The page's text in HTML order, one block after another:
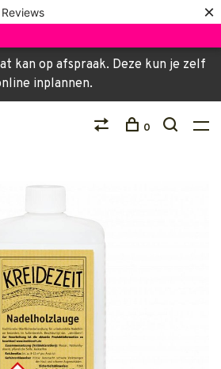
Reviews ×
kan op afspraak. Deze kun je zelf
inplannen.
0